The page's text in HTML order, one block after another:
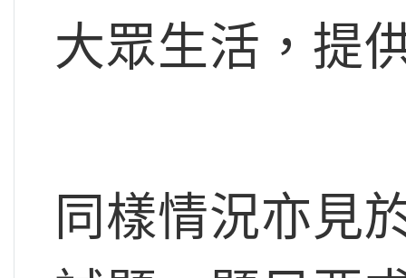
大眾生活，提
同樣情況亦見